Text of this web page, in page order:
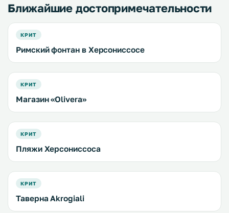
Ближайшие достопримечательности
КРИТ
Римский фонтан в Херсониссосе
КРИТ
Магазин «Olivera»
КРИТ
Пляжи Херсониссоса
КРИТ
Таверна Akrogiali